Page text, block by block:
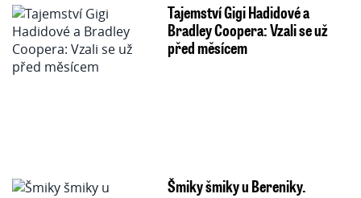
Tajemství Gigi Hadidové a
Bradley Coopera: Vzali se už
před měsícem
Šmiky šmiky u Bereniky.